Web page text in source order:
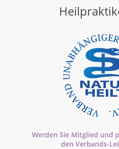
Werden Sie Mitglied und
den Verbands-